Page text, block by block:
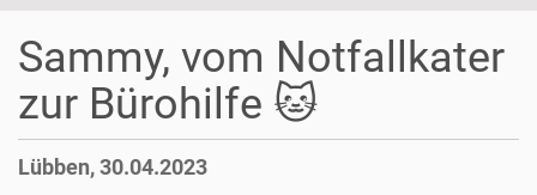
Sammy, vom Notfallkater
zur Bürohilfe 🐱
Lübben, 30.04.2023